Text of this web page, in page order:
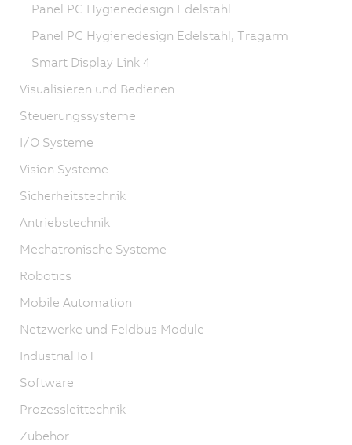
Panel PC Hygienedesign Edelstahl
Panel PC Hygienedesign Edelstahl, Tragarm
Smart Display Link 4
Visualisieren und Bedienen
Steuerungssysteme
I/O Systeme
Vision Systeme
Sicherheitstechnik
Antriebstechnik
Mechatronische Systeme
Robotics
Mobile Automation
Netzwerke und Feldbus Module
Industrial IoT
Software
Prozessleittechnik
Zubehör